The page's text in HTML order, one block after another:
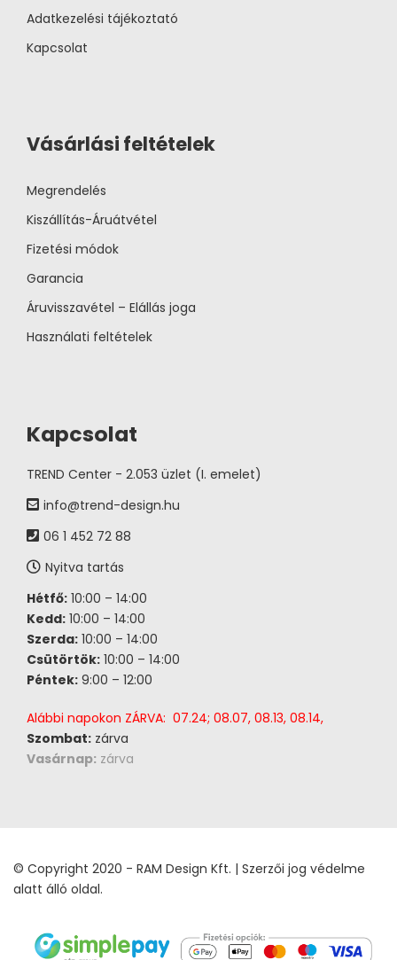
Adatkezelési tájékoztató
Kapcsolat
Vásárlási feltételek
Megrendelés
Kiszállítás-Áruátvétel
Fizetési módok
Garancia
Áruvisszavétel – Elállás joga
Használati feltételek
Kapcsolat
TREND Center - 2.053 üzlet (I. emelet)
info@trend-design.hu
06 1 452 72 88
Nyitva tartás
Hétfő: 10:00 – 14:00
Kedd: 10:00 – 14:00
Szerda: 10:00 – 14:00
Csütörtök: 10:00 – 14:00
Péntek: 9:00 – 12:00
Alábbi napokon ZÁRVA: 07.24; 08.07, 08.13, 08.14,
Szombat: zárva
Vasárnap: zárva
© Copyright 2020 - RAM Design Kft. | Szerzői jog védelme
alatt álló oldal.